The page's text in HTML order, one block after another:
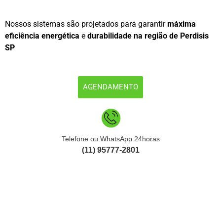
Nossos sistemas são projetados para garantirmáxima
eficiência energética e durabilidade na região de Perdisis
SP
AGENDAMENTO
Telefone ou WhatsApp 24horas
(11) 95777-2801